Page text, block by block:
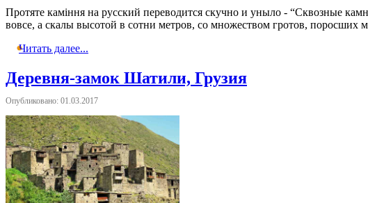
Протяте каміння на русский переводится скучно и уныло - “Сквозные
вовсе, а скалы высотой в сотни метров, со множеством гротов, поросших
Читать далее...
Деревня-замок Шатили, Грузия
Опубликовано: 01.03.2017